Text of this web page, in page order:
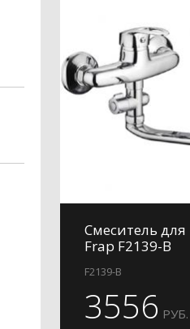
Смеситель
Frap F2139-B
F2139-B
3556 РУБ.